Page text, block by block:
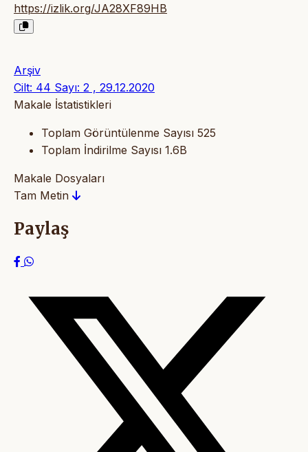
https://izlik.org/JA28XF89HB
Arşiv
Cilt: 44 Sayı: 2 , 29.12.2020
Makale İstatistikleri
Toplam Görüntülenme Sayısı 525
Toplam İndirilme Sayısı 1.6B
Makale Dosyaları
Tam Metin
Paylaş